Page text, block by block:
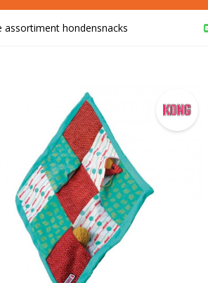
assortiment hondensnacks